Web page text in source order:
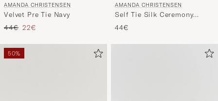
AMANDA CHRISTENSEN
Velvet Pre Tie Navy
Regulärer Preis
44€ Reduzierter Preis
22€
AMANDA CHRISTENSEN
Self Tie Silk Ceremony
Black
44€
50%